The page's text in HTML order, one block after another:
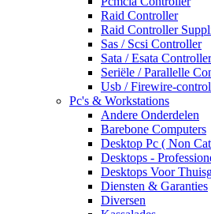
Raid Controller
Raid Controller
Sas / Scsi Controller
Sata / Esata Controller
Seriële / Parallelle
Usb / Firewire-
Pc's & Workstations
Andere Onderdelen
Barebone Computers
Desktop Pc ( Non
Desktops -
Desktops Voor
Diensten & Garanties
Diversen